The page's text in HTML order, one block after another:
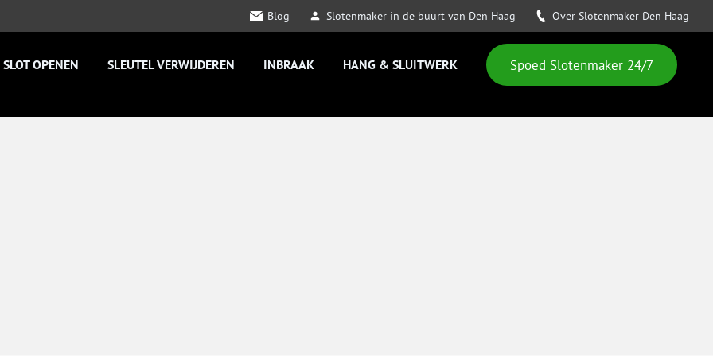
Blog Slotenmaker in de buurt van Den Haag Over Slotenmaker Den Haag
SLOT OPENEN SLEUTEL VERWIJDEREN INBRAAK HANG & SLUITWERK Spoed Slotenmaker 24/7